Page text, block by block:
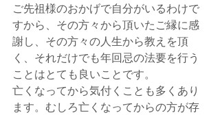
ご先祖様のおかげで自分がいるわけで
すから、その方々から頂いたご縁に感
謝し、その方々の人生から教えを頂
く、それだけでも年回忌の法要を行う
ことはとても良いことです。
亡くなってから気付くことも多くあり
ます。むしろ亡くなってからの方が存